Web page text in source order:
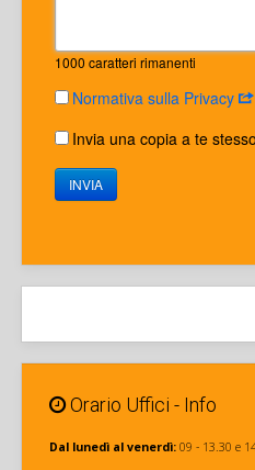
1000 caratteri rimanenti
Normativa sulla Privacy
Invia una copia a te stesso
INVIA
Orario Uffici - Info
Dal lunedì al venerdì: 09 - 13.30 e